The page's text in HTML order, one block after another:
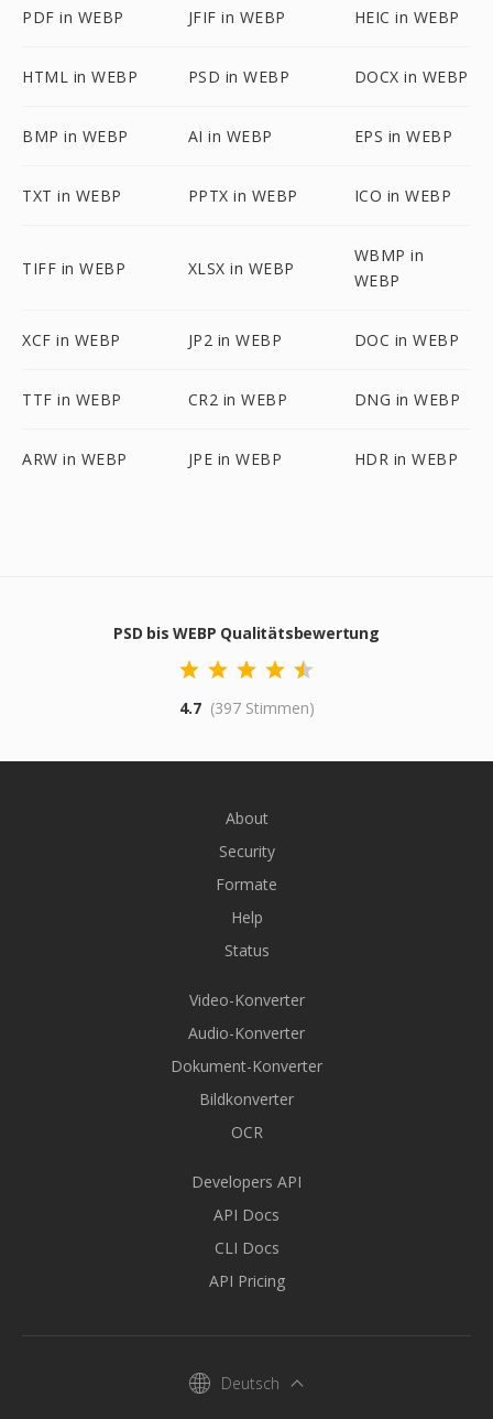
PDF in WEBP JFIF in WEBP HEIC in WEBP
HTML in WEBP PSD in WEBP DOCX in WEBP
BMP in WEBP AI in WEBP EPS in WEBP
TXT in WEBP PPTX in WEBP ICO in WEBP
TIFF in WEBP XLSX in WEBP
WBMP in
WEBP
XCF in WEBP JP2 in WEBP DOC in WEBP
TTF in WEBP CR2 in WEBP DNG in WEBP
ARW in WEBP JPE in WEBP HDR in WEBP
PSD bis WEBP Qualitätsbewertung
4.7 (397 Stimmen)
About
Security
Formate
Help
Status
Video-Konverter
Audio-Konverter
Dokument-Konverter
Bildkonverter
OCR
Developers API
API Docs
CLI Docs
API Pricing
Deutsch